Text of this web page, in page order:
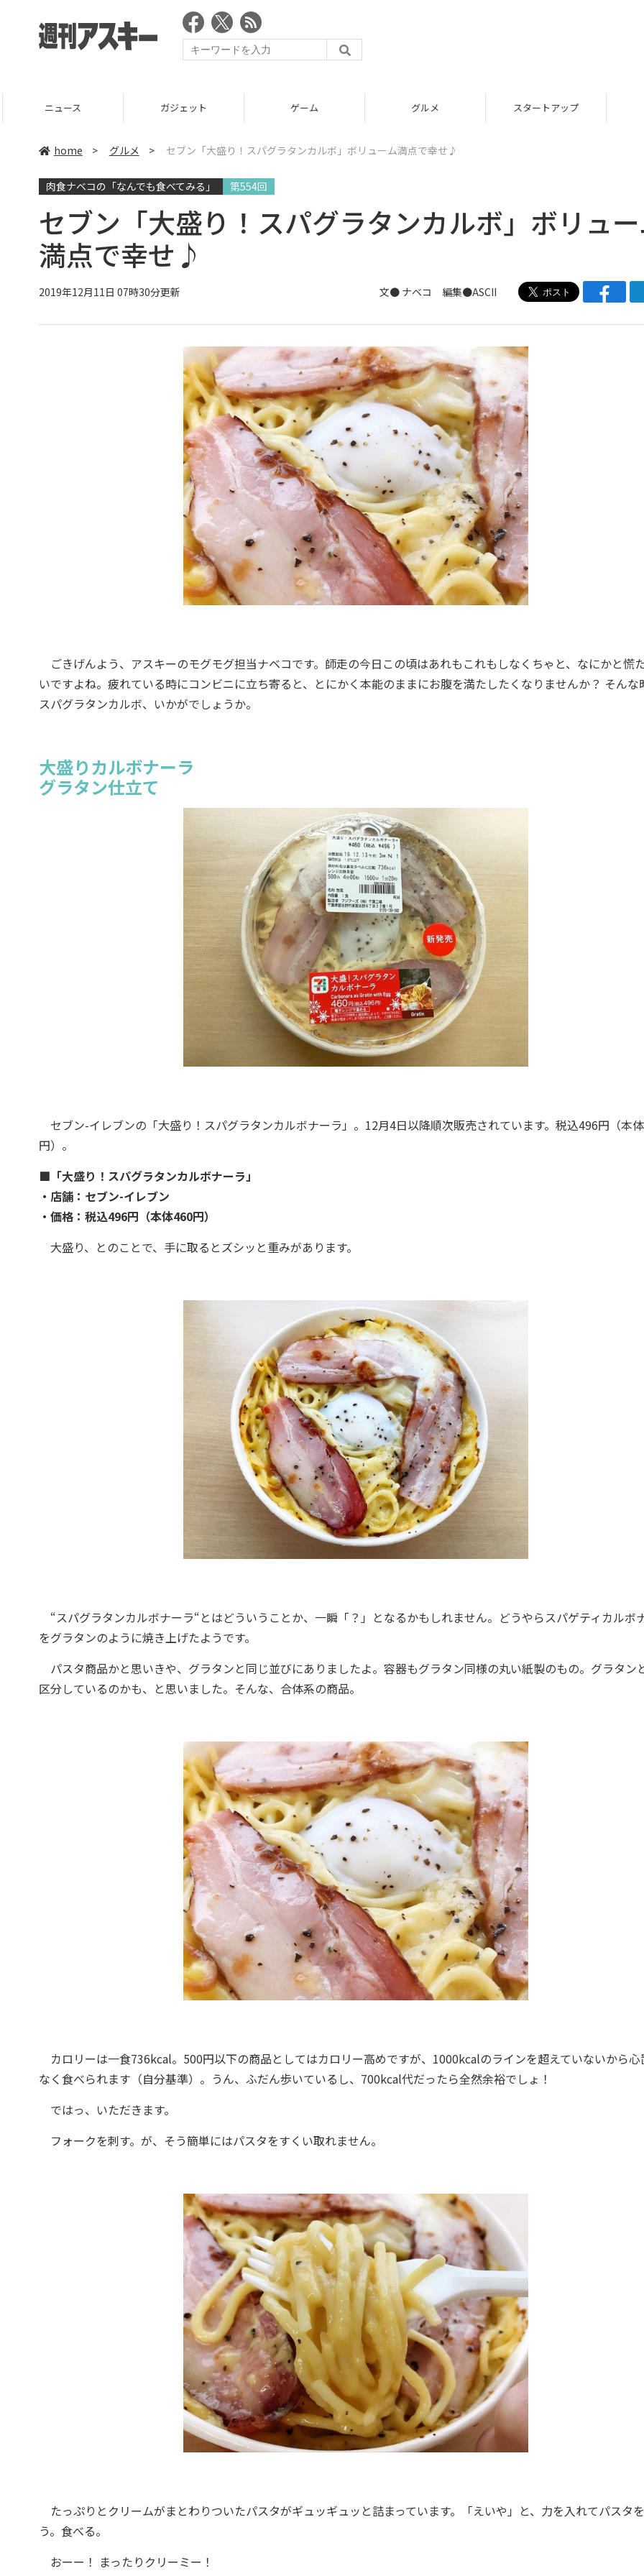
ニュース ガジェット ゲーム グルメ スタートアップ
home > グルメ > セブン「大盛り！スパグラタンカルボ」ボリューム満点で幸せ♪
肉食ナベコの「なんでも食べてみる」 第554回
セブン「大盛り！スパグラタンカルボ」ボリュ
満点で幸せ♪
2019年12月11日 07時30分更新 文● ナベコ 編集●ASCII
ごきげんよう、アスキーのモグモグ担当ナベコです。師走の今日この頃はあれもこれもしなくちゃと、なにかと慌
いですよね。疲れている時にコンビニに立ち寄ると、とにかく本能のままにお腹を満たしたくなりませんか？ そんな
スパグラタンカルボ、いかがでしょうか。
大盛りカルボナーラ
グラタン仕立て
セブン-イレブンの「大盛り！スパグラタンカルボナーラ」。12月4日以降順次販売されています。税込496円（本
円）。
■「大盛り！スパグラタンカルボナーラ」
・店舗：セブン-イレブン
・価格：税込496円（本体460円）
大盛り、とのことで、手に取るとズシッと重みがあります。
“スパグラタンカルボナーラ“とはどういうことか、一瞬「？」となるかもしれません。どうやらスパゲティカルボ
をグラタンのように焼き上げたようです。
パスタ商品かと思いきや、グラタンと同じ並びにありましたよ。容器もグラタン同様の丸い紙製のもの。グラタン
区分しているのかも、と思いました。そんな、合体系の商品。
カロリーは一食736kcal。500円以下の商品としてはカロリー高めですが、1000kcalのラインを超えていないから心
なく食べられます（自分基準）。うん、ふだん歩いているし、700kcal代だったら全然余裕でしょ！
ではっ、いただきます。
フォークを刺す。が、そう簡単にはパスタをすくい取れません。
たっぷりとクリームがまとわりついたパスタがギュッギュッと詰まっています。「えいや」と、力を入れてパスタ
う。食べる。
おーー！ まったりクリーミー！